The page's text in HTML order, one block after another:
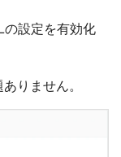
設定を有効化
りません。